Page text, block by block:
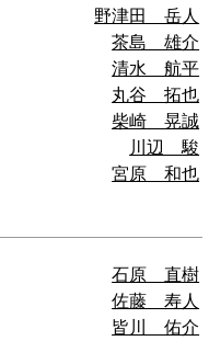
野津田 岳人
茶島 雄介
清水 航平
丸谷 拓也
柴崎 晃誠
川辺 駿
宮原 和也
石原 直樹
佐藤 寿人
皆川 佑介